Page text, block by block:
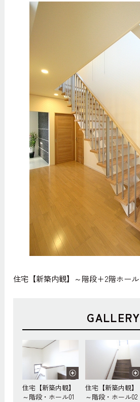
住宅【新築内観】～階段+2階ホール
GALLERY
住宅【新築内観】
～階段・ホール01
住宅【新築内観】
～階段・ホール02